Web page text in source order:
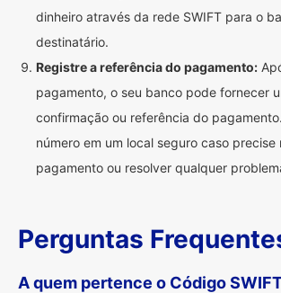
dinheiro através da rede SWIFT para o
destinatário.
Registre a referência do pagamento:
pagamento, o seu banco pode fornecer
confirmação ou referência do
número em um local seguro caso precise
pagamento ou resolver qualquer
Perguntas
A quem pertence o Código